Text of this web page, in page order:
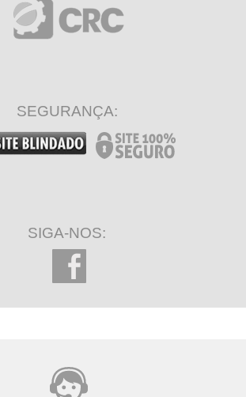
SEGURANÇA:
SIGA-NOS: